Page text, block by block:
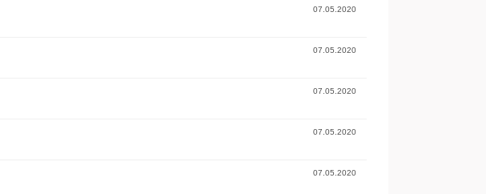
07.05.2020
07.05.2020
07.05.2020
07.05.2020
07.05.2020